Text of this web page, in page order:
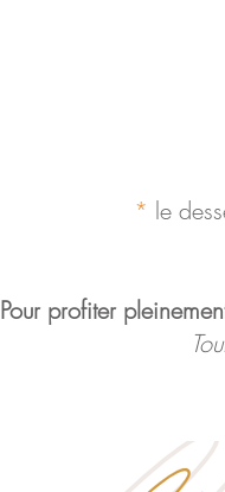
* le
Pour profiter